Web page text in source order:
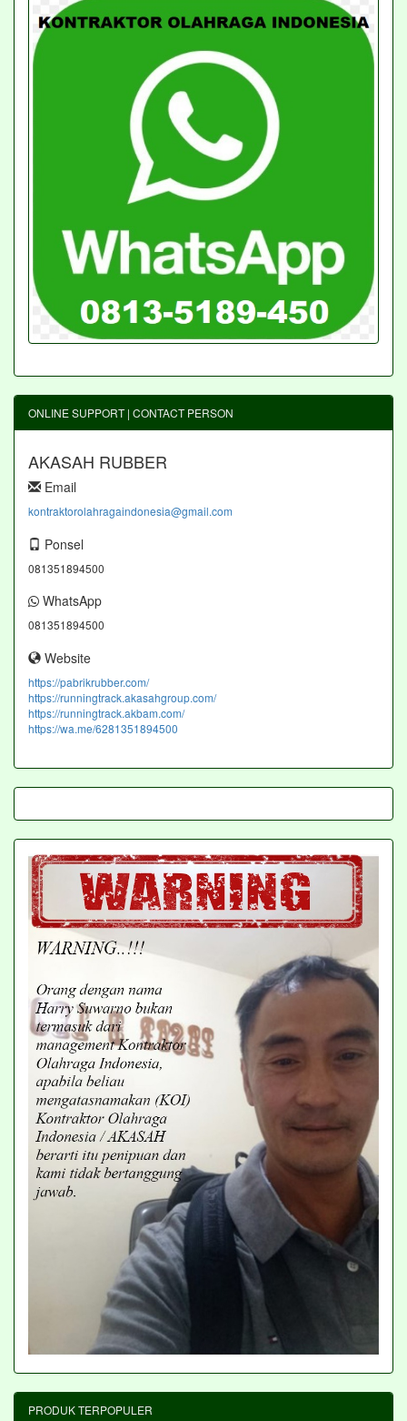
ONLINE SUPPORT | CONTACT PERSON
AKASAH RUBBER
Email
kontraktorolahragaindonesia@gmail.com
Ponsel
081351894500
WhatsApp
081351894500
Website
https://pabrikrubber.com/
https://runningtrack.akasahgroup.com/
https://runningtrack.akbam.com/
https://wa.me/6281351894500
PRODUK TERPOPULER